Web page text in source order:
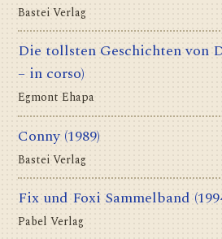
Bastei Verlag
Die tollsten Geschichten von
– in corso)
Egmont Ehapa
Conny (1989)
Bastei Verlag
Fix und Foxi Sammelband
Pabel Verlag